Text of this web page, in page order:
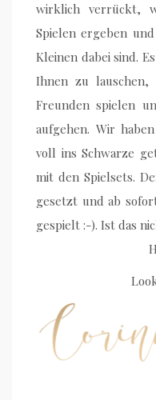
wirklich verrückt,
Spielen ergeben
Kleinen dabei sind.
Ihnen zu
Freunden spielen
aufgehen. Wir
voll ins Schwarze
mit den Spielsets.
gesetzt und ab
gespielt :-). Ist das